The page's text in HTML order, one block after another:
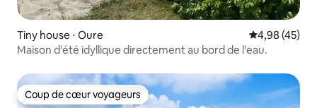
Tiny house ⋅ Oure Évaluation
4,98 (45)
Maison d'été idyllique directement au bord de l'eau.
Coup de cœur voyageurs
Coup de cœur voyageurs